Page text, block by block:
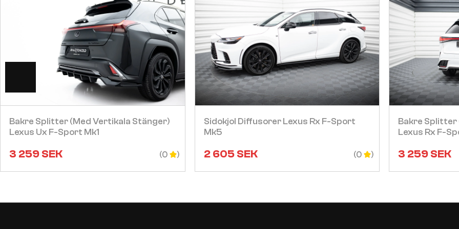
Bakre Splitter (med Vertikala Stänger)
Lexus Ux F-Sport Mk1
3 259SEK (0
Visa
Sidokjol Diffusorer Lexus Rx F-Sport
Mk5
2 605SEK (0
Visa
Bakre Splitter
Lexus Rx F-
3 259SEK